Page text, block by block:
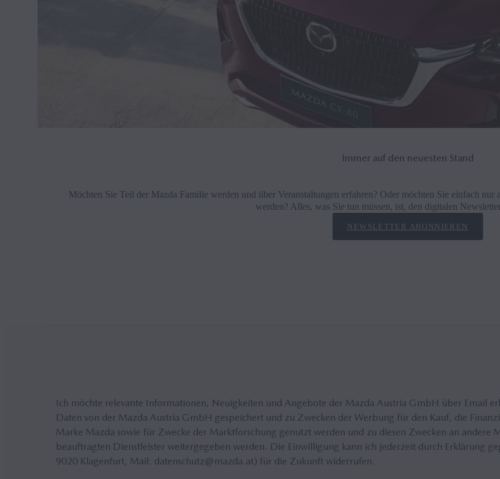
Immer auf den neuesten Stand
Möchten Sie Teil der Mazda Familie werden und über Veranstaltungen erfahren? Oder möchten Sie einfach
werden? Alles, was Sie tun müssen, ist, den digitalen
NEWSLETTER ABONNIEREN
Ich möchte relevante Informationen, Neuigkeiten und Angebote der Mazda Austria GmbH über Email
Daten von der Mazda Austria GmbH gespeichert und zu Zwecken der Werbung für den Kauf, die
Marke Mazda sowie für Zwecke der Marktforschung genutzt werden und zu diesen Zwecken an andere
beauftragten Dienstleister weitergegeben werden. Die Einwilligung kann ich jederzeit durch Erklärung
9020 Klagenfurt, Mail: datenschutz@mazda.at) für die Zukunft widerrufen.